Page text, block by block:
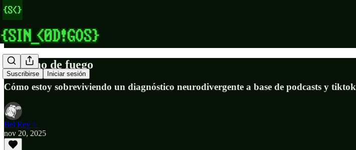
Suscribirse Iniciar sesión
Autismo de fuego
Cómo estoy sobreviviendo un diagnóstico neurodivergente a base de podcasts y tiktok
Bel Rey ✨
nov 20, 2025